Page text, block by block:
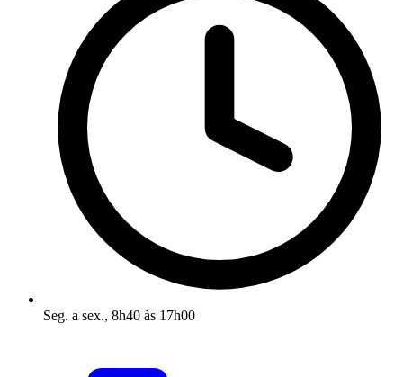
Seg. a sex., 8h40 às 17h00